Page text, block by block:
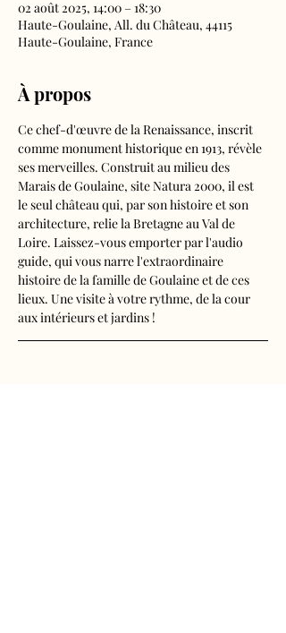
02 août 2025, 14:00 – 18:30
Haute-Goulaine, All. du Château, 44115
Haute-Goulaine, France
À propos
Ce chef-d'œuvre de la Renaissance, inscrit
comme monument historique en 1913, révèle
ses merveilles. Construit au milieu des
Marais de Goulaine, site Natura 2000, il est
le seul château qui, par son histoire et son
architecture, relie la Bretagne au Val de
Loire. Laissez-vous emporter par l'audio
guide, qui vous narre l'extraordinaire
histoire de la famille de Goulaine et de ces
lieux. Une visite à votre rythme, de la cour
aux intérieurs et jardins !